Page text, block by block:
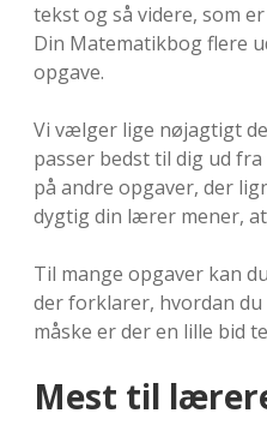
tekst og så videre, som
Din Matematikbog flere
opgave.
Vi vælger lige nøjagtigt
passer bedst til dig ud
på andre opgaver, der
dygtig din lærer mener,
Til mange opgaver kan
der forklarer, hvordan
måske er der en lille bid
Mest til